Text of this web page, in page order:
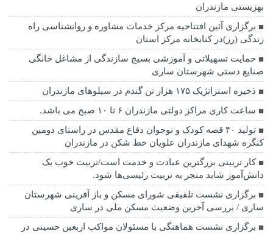
بهزیستی مازندران
برگزاری آئین افتتاحیه مرکز خدمات مشاوره و روانشناسی راه
زندگی (رز)در کتابخانه مرکز استان
حمایت تسهیلاتی و آموزشی بسیج سازندگی از مشاغل خانگی
صنایع دستی شهرستان ساری
ذخیره استراتژیک ۱۷۵ هزار تن گندم در سیلوهای مازندران
ساعت کاری مراکز دولتی مازندران ۶ تا ۱۰ صبح می باشد.
تولید ۴۰ قصه کودک و نوجوان دفاع مقدس در راستای دومین
کنگره شهدای مازندران علویان خط شکن در مازندران
کار تربیتی بزرگترین عبادت و خدمت است/تربیت خوب یک
دانش‌آموز شاید منجر به تربیت رئیسی‌ها شود.
برگزاری ‌نشست تلفیقی شورای مسکن و باز آفرینی شهرستان
ساری / بررسی آخرین وضعیت مسکن ملی در ساری
برگزاری نشست هماهنگی با مسئولان مواکب اربعین حسینی در